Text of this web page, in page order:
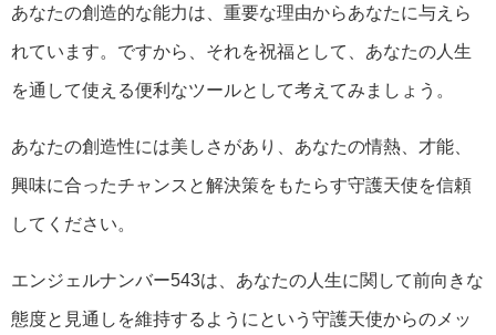
あなたの創造的な能力は、重要な理由からあなたに与えら
れています。ですから、それを祝福として、あなたの人生
を通して使える便利なツールとして考えてみましょう。
あなたの創造性には美しさがあり、あなたの情熱、才能、
興味に合ったチャンスと解決策をもたらす守護天使を信頼
してください。
エンジェルナンバー543は、あなたの人生に関して前向きな
態度と見通しを維持するようにという守護天使からのメッ